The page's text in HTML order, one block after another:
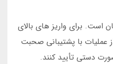
۵۰ هزار تومان است. برای واریز های بالای
از عملیات با پشتیبانی صحبت
دستی تأیید کنند.